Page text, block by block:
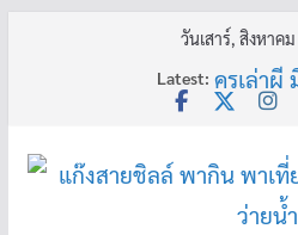
วันเสาร์, สิงหาค
Latest: ครูเล่าผี
ครูเล่าผี
คุณยาย